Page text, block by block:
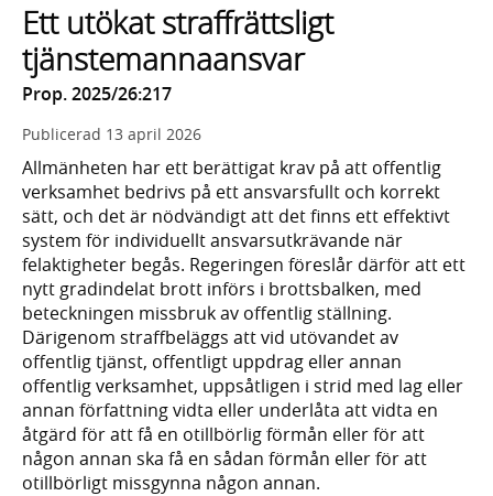
Ett utökat straffrättsligt
tjänstemannaansvar
Prop. 2025/26:217
Publicerad 13 april 2026
Allmänheten har ett berättigat krav på att offentlig
verksamhet bedrivs på ett ansvarsfullt och korrekt
sätt, och det är nödvändigt att det finns ett effektivt
system för individuellt ansvarsutkrävande när
felaktigheter begås. Regeringen föreslår därför att ett
nytt gradindelat brott införs i brottsbalken, med
beteckningen missbruk av offentlig ställning.
Därigenom straffbeläggs att vid utövandet av
offentlig tjänst, offentligt uppdrag eller annan
offentlig verksamhet, uppsåtligen i strid med lag eller
annan författning vidta eller underlåta att vidta en
åtgärd för att få en otillbörlig förmån eller för att
någon annan ska få en sådan förmån eller för att
otillbörligt missgynna någon annan.